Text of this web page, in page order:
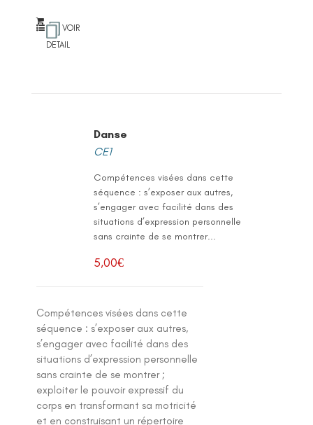
VOIR
DETAIL
Danse
CE1
Compétences visées dans cette
séquence : s’exposer aux autres,
s’engager avec facilité dans des
situations d’expression personnelle
sans crainte de se montrer...
5,00€
Compétences visées dans cette
séquence : s’exposer aux autres,
s’engager avec facilité dans des
situations d’expression personnelle
sans crainte de se montrer ;
exploiter le pouvoir expressif du
corps en transformant sa motricité
et en construisant un répertoire